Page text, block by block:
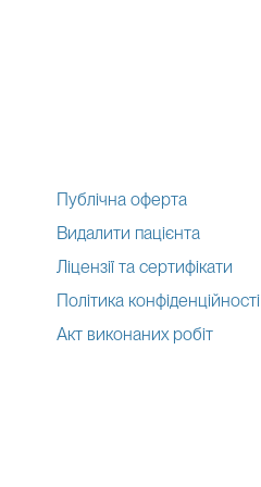
Публічна оферта
Видалити пацієнта
Ліцензії та сертифікати
Політика конфіденційності
Акт виконаних робіт